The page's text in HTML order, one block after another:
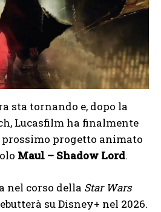
sta tornando e, dopo la
Lucasfilm ha finalmente
progetto animato
Maul – Shadow Lord.
nel corso della Star Wars
su Disney+ nel 2026.